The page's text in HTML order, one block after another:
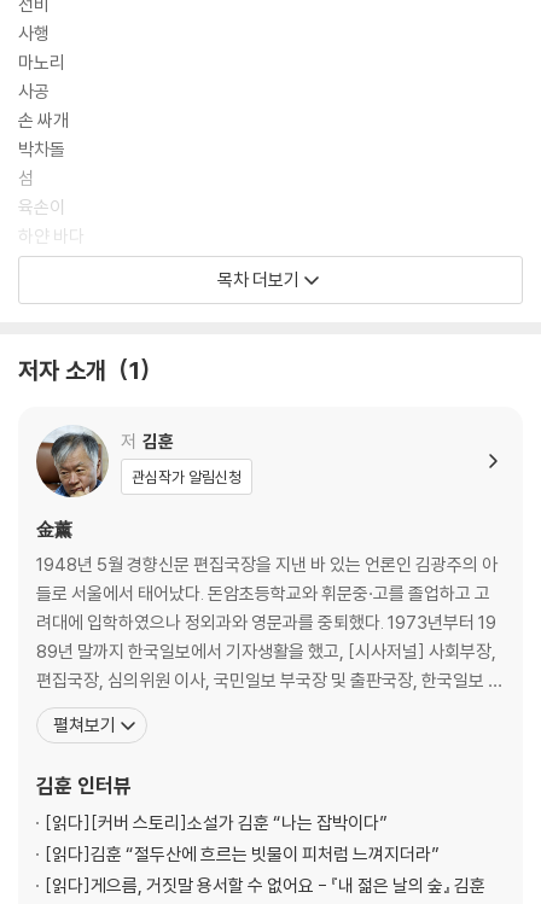
소(22쪽), 흙떡을 쪄먹고 공납을 피해 어린 소나무 뿌리를 뽑아 던지는 흑
산 주민 장팔수의 절규(196쪽), “주여, 우리를 매 맞아 죽지 않게 하소서.
주여, 우리를 굶어 죽지 않게 하소서”(본문 58쪽)라고 기도하는 오동희의
언문 기도문에서 조선의 민초들은 차마 눈뜨고 보기 어려울 정도로 피폐한
삶을 견뎌간다. 『흑산』의 곳곳에서 말세와 새로운 세상을 노래하는 '정감
록' 등 도참의 주문이 천주교의 구원과 지복에 대한 간절한 염원과 겹쳐지
는 것도 이러한 배경에서 비롯된 것이리라.
사행
마노리
사공
손 싸개
박차돌
섬
육손이
하얀 바다
방울 세 개
백도라지
마부
흙떡
날치
고등어
여기서
참언
수유리
오빠
황사경
항로
집짓기
토굴
네 여자
풀벌레 소리
목차 더보기
저자 소개 1
저 김훈
관심작가 알림신청
金薰
1948년 5월 경향신문 편집국장을 지낸 바 있는 언론인 김광주의 아
들로 서울에서 태어났다. 돈암초등학교와 휘문중·고를 졸업하고 고
려대에 입학하였으나 정외과와 영문과를 중퇴했다. 1973년부터 19
89년 말까지 한국일보에서 기자생활을 했고, [시사저널] 사회부장,
편집국장, 심의위원 이사, 국민일보 부국장 및 출판국장, 한국일보 편
집위원, 한겨레신문 사회부 부국장급으로 재직하였으며 2004년 이
래로 전업작가로 활동하고 있다. 1986년 [한국일보] 재직 당시 3년
저)으로 해박한 문학적 지식과 유려한 문체로
펼쳐보기
김훈 인터뷰
[읽다][커버 스토리]소설가 김훈 “나는 잡박이다”
[읽다]김훈 “절두산에 흐르는 빗물이 피처럼 느껴지더라”
[읽다]게으름, 거짓말 용서할 수 없어요 - 『내 젊은 날의 숲』 김훈